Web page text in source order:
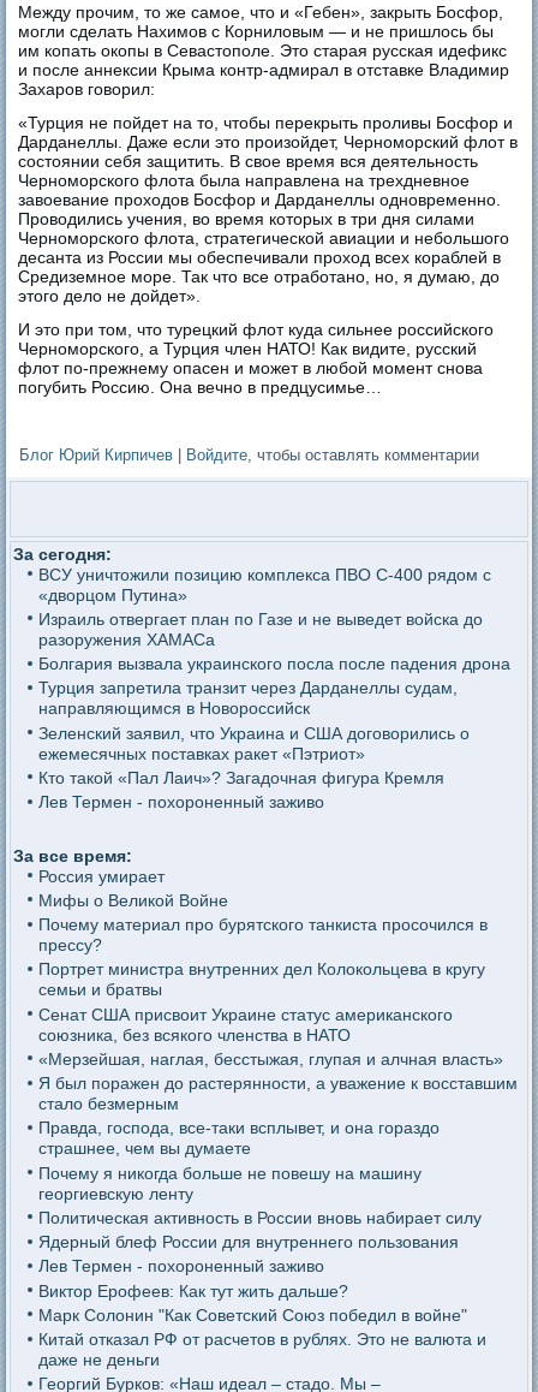
Между прочим, то же самое, что и «Гебен», закрыть Босфор,
могли сделать Нахимов с Корниловым — и не пришлось бы
им копать окопы в Севастополе. Это старая русская идефикс
и после аннексии Крыма контр-адмирал в отставке Владимир
Захаров говорил:
«Турция не пойдет на то, чтобы перекрыть проливы Босфор и
Дарданеллы. Даже если это произойдет, Черноморский флот в
состоянии себя защитить. В свое время вся деятельность
Черноморского флота была направлена на трехдневное
завоевание проходов Босфор и Дарданеллы одновременно.
Проводились учения, во время которых в три дня силами
Черноморского флота, стратегической авиации и небольшого
десанта из России мы обеспечивали проход всех кораблей в
Средиземное море. Так что все отработано, но, я думаю, до
этого дело не дойдет».
И это при том, что турецкий флот куда сильнее российского
Черноморского, а Турция член НАТО! Как видите, русский
флот по-прежнему опасен и может в любой момент снова
погубить Россию. Она вечно в предцусимье…
Блог Юрий Кирпичев | Войдите , чтобы оставлять комментарии
За сегодня:
ВСУ уничтожили позицию комплекса ПВО С-400 рядом с
«дворцом Путина»
Израиль отвергает план по Газе и не выведет войска до
разоружения ХАМАСа
Болгария вызвала украинского посла после падения дрона
Турция запретила транзит через Дарданеллы судам,
направляющимся в Новороссийск
Зеленский заявил, что Украина и США договорились о
ежемесячных поставках ракет «Пэтриот»
Кто такой «Пал Лаич»? Загадочная фигура Кремля
Лев Термен - похороненный заживо
За все время:
Россия умирает
Мифы о Великой Войне
Почему материал про бурятского танкиста просочился в
прессу?
Портрет министра внутренних дел Колокольцева в кругу
семьи и братвы
Сенат США присвоит Украине статус американского
союзника, без всякого членства в НАТО
«Мерзейшая, наглая, бесстыжая, глупая и алчная власть»
Я был поражен до растерянности, а уважение к восставшим
стало безмерным
Правда, господа, все-таки всплывет, и она гораздо
страшнее, чем вы думаете
Почему я никогда больше не повешу на машину
георгиевскую ленту
Политическая активность в России вновь набирает силу
Ядерный блеф России для внутреннего пользования
Лев Термен - похороненный заживо
Виктор Ерофеев: Как тут жить дальше?
Марк Солонин "Как Советский Союз победил в войне"
Китай отказал РФ от расчетов в рублях. Это не валюта и
даже не деньги
Георгий Бурков: «Наш идеал – стадо. Мы –